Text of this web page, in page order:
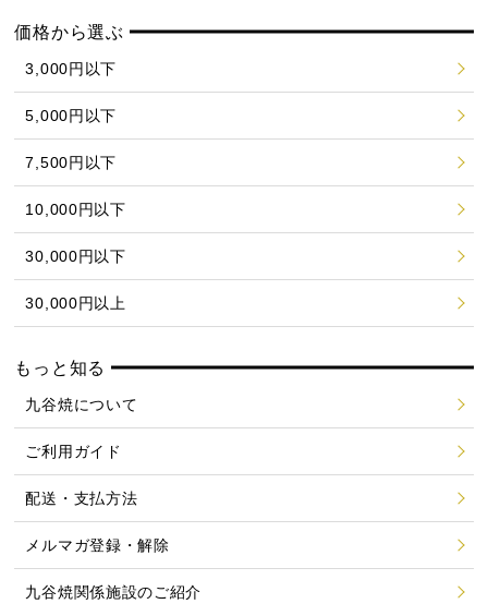
価格から選ぶ
3,000円以下
5,000円以下
7,500円以下
10,000円以下
30,000円以下
30,000円以上
もっと知る
九谷焼について
ご利用ガイド
配送・支払方法
メルマガ登録・解除
九谷焼関係施設のご紹介